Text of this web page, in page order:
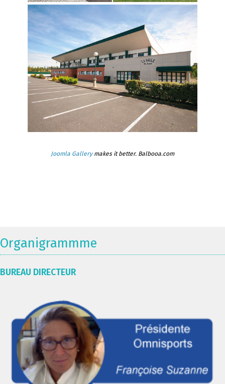
Joomla Gallerymakes it better. Balbooa.com
Organigrammme
BUREAU DIRECTEUR